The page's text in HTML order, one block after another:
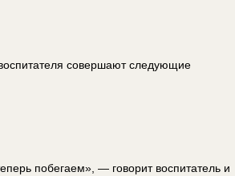
совершают следующие
побегаем», — говорит воспитатель и